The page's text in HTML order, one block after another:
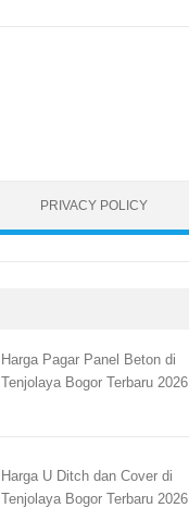
PRIVACY POLICY
Harga Pagar Panel Beton di
Tenjolaya Bogor Terbaru 2026
Harga U Ditch dan Cover di
Tenjolaya Bogor Terbaru 2026